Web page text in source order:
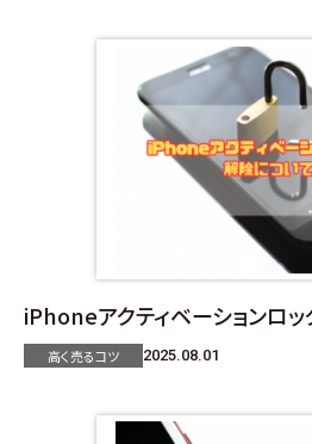
iPhoneアクティベーションロ
高く売るコツ 2025.08.01